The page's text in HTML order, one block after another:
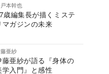
本幹也
歳編集長が描くミステ
マガジンの未来
亜紗
藤亜紗が語る『身体の
学入門』と感性